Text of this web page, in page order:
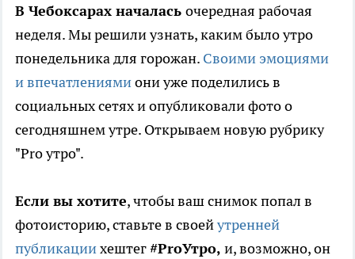
В Чебоксарах началась очередная рабочая
неделя. Мы решили узнать, каким было утро
понедельника для горожан. Своими эмоциями
и впечатлениямиони уже поделились в
социальных сетях и опубликовали фото о
сегодняшнем утре. Открываем новую рубрику
"Pro утро".
Если вы хотите, чтобы ваш снимок попал в
фотоисторию, ставьте в своейутренней
публикациихештег#ProУтро, и, возможно, он